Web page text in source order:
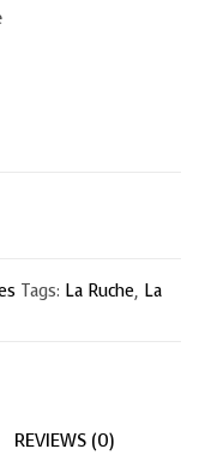
Tags: La Ruche, La
REVIEWS (0)